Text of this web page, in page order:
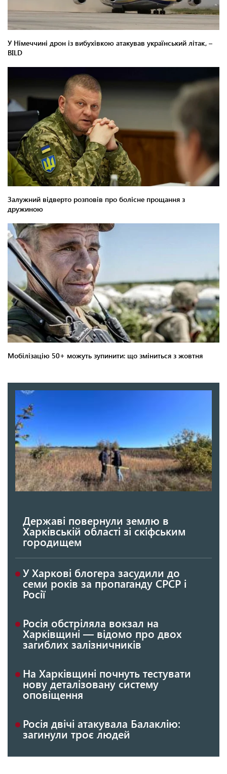
Державі повернули землю в
Харківській області зі скіфським
городищем
У Харкові блогера засудили до
семи років за пропаганду СРСР і
Росії
Росія обстріляла вокзал на
Харківщині — відомо про двох
загиблих залізничників
На Харківщині почнуть тестувати
нову деталізовану систему
оповіщення
Росія двічі атакувала Балаклію:
загинули троє людей